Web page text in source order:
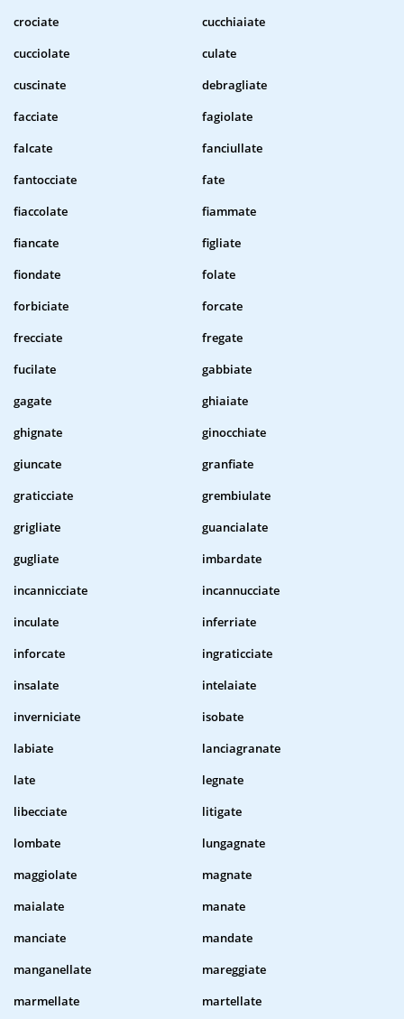
crociate
cucchiaiate
cucciolate
culate
cuscinate
debragliate
facciate
fagiolate
falcate
fanciullate
fantocciate
fate
fiaccolate
fiammate
fiancate
figliate
fiondate
folate
forbiciate
forcate
frecciate
fregate
fucilate
gabbiate
gagate
ghiaiate
ghignate
ginocchiate
giuncate
granfiate
graticciate
grembiulate
grigliate
guancialate
gugliate
imbardate
incannicciate
incannucciate
inculate
inferriate
inforcate
ingraticciate
insalate
intelaiate
inverniciate
isobate
labiate
lanciagranate
late
legnate
libecciate
litigate
lombate
lungagnate
maggiolate
magnate
maialate
manate
manciate
mandate
manganellate
mareggiate
marmellate
martellate